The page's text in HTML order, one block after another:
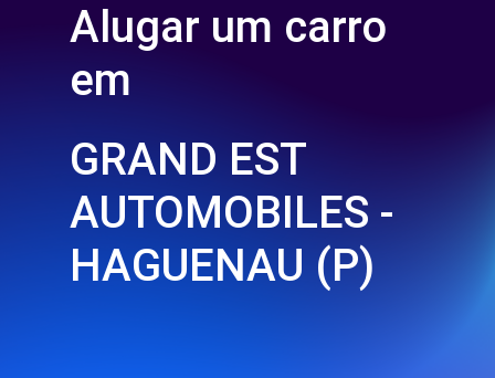
Alugar um carro
em
GRAND EST
AUTOMOBILES -
HAGUENAU (P)